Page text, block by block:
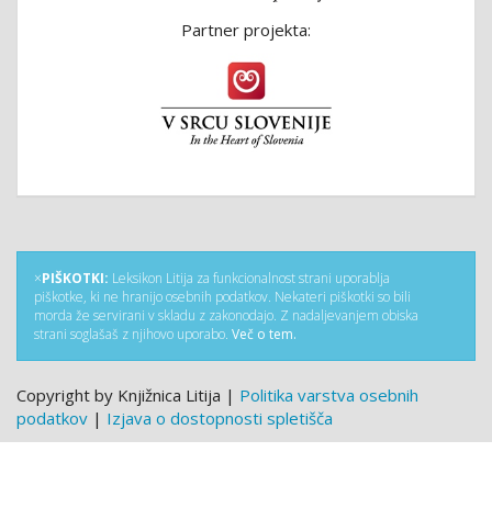
Partner projekta:
×PIŠKOTKI: Leksikon Litija za funkcionalnost strani uporablja
piškotke, ki ne hranijo osebnih podatkov. Nekateri piškotki so bili
morda že servirani v skladu z zakonodajo. Z nadaljevanjem obiska
strani soglašaš z njihovo uporabo. Več o tem.
Copyright by Knjižnica Litija | Politika varstva osebnih
podatkov | Izjava o dostopnosti spletišča